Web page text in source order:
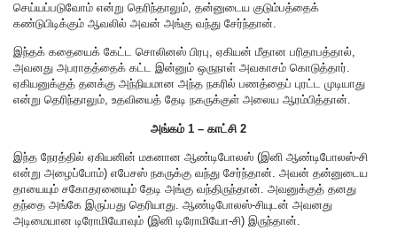
செய்யப்படுவோம் என்று தெரிந்தாலும், தன்னுடைய குடும்பத்தைக்
கண்டுபிடிக்கும் ஆவலில் அவன் அங்கு வந்து சேர்ந்தான்.
இந்தக் கதையைக் கேட்ட சொலினஸ் பிரபு, ஏகியன் மீதான பரிதாபத்தால்,
அவனது அபராதத்தைக் கட்ட இன்னும் ஒருநாள் அவகாசம் கொடுத்தார்.
ஏகியனுக்குத் தனக்கு அந்நியமான அந்த நகரில் பணத்தைப் புரட்ட முடியாது
என்று தெரிந்தாலும், உதவியைத் தேடி நகருக்குள் அலைய ஆரம்பித்தான்.
அங்கம் 1 – காட்சி 2
இந்த நேரத்தில் ஏகியனின் மகனான ஆண்டிபோலஸ் (இனி ஆண்டிபோலஸ்-சி
என்று அழைப்போம்) எபேசஸ் நகருக்கு வந்து சேர்ந்தான். அவன் தன்னுடைய
தாயையும் சகோதரனையும் தேடி அங்கு வந்திருந்தான். அவனுக்குத் தனது
தந்தை அங்கே இருப்பது தெரியாது. ஆண்டிபோலஸ்-சியுடன் அவனது
அடிமையான டிரோமியோவும் (இனி டிரோமியோ-சி) இருந்தான்.